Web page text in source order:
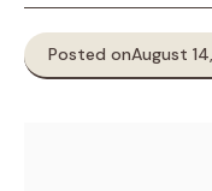
Posted onAugust